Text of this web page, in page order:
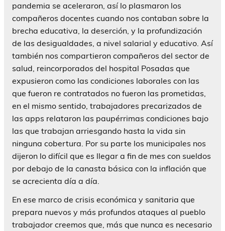
pandemia se aceleraron, así lo plasmaron los
compañeros docentes cuando nos contaban sobre la
brecha educativa, la deserción, y la profundización
de las desigualdades, a nivel salarial y educativo. Así
también nos compartieron compañeros del sector de
salud, reincorporados del hospital Posadas que
expusieron como las condiciones laborales con las
que fueron re contratados no fueron las prometidas,
en el mismo sentido, trabajadores precarizados de
las apps relataron las paupérrimas condiciones bajo
las que trabajan arriesgando hasta la vida sin
ninguna cobertura. Por su parte los municipales nos
dijeron lo difícil que es llegar a fin de mes con sueldos
por debajo de la canasta básica con la inflación que
se acrecienta día a día.
En ese marco de crisis económica y sanitaria que
prepara nuevos y más profundos ataques al pueblo
trabajador creemos que, más que nunca es necesario